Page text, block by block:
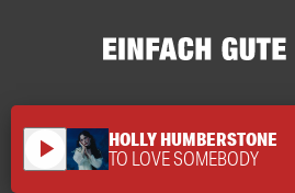
play_arrow HOLLY HUMBERSTONE
TO LOVE SOMEBODY